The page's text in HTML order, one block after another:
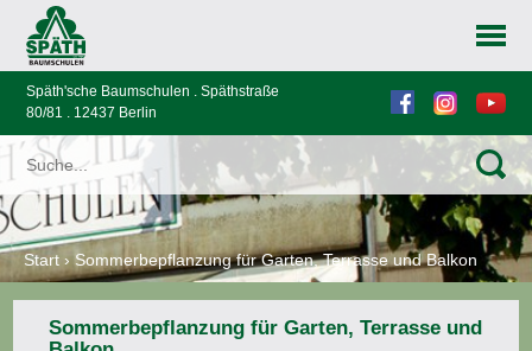
Späth'sche Baumschulen . Späthstraße
80/81 . 12437 Berlin
Start ›Sommerbepflanzung für Garten, Terrasse und Balkon
Sommerbepflanzung für Garten, Terrasse und